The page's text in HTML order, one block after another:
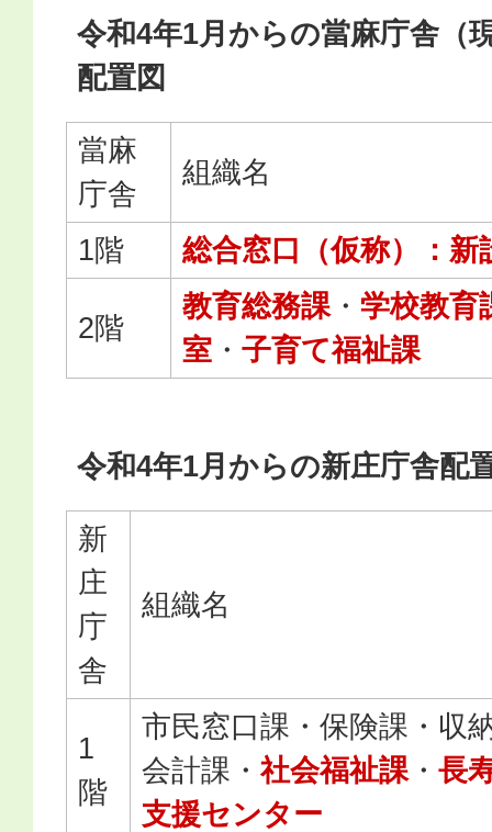
令和4年1月からの當麻庁舎（
配置図
當麻
庁舎
組織名
1階 総合窓口（仮称）：新
2階
教育総務課・ 学校教育
室 ・ 子育て福祉課
令和4年1月からの新庄庁舎配
新
庄
庁
舎
組織名
1
階
市民窓口課・保険課・収
会計課・ 社会福祉課・ 長
支援センター